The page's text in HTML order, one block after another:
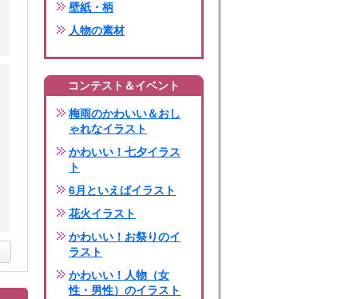
壁紙・柄
人物の素材
コンテスト＆イベント
梅雨のかわいい＆おし
ゃれなイラスト
かわいい！七夕イラス
ト
6月といえばイラスト
花火イラスト
かわいい！お祭りのイ
ラスト
かわいい！人物（女
性・男性）のイラスト